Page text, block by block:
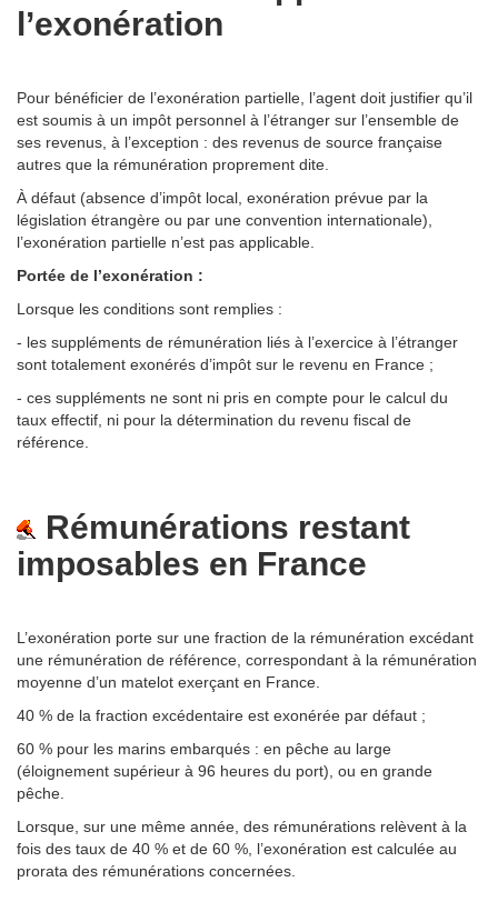
l’exonération
Pour bénéficier de l’exonération partielle, l’agent doit justifier qu’il
est soumis à un impôt personnel à l’étranger sur l’ensemble de
ses revenus, à l’exception : des revenus de source française
autres que la rémunération proprement dite.
À défaut (absence d’impôt local, exonération prévue par la
législation étrangère ou par une convention internationale),
l’exonération partielle n’est pas applicable.
Portée de l’exonération :
Lorsque les conditions sont remplies :
- les suppléments de rémunération liés à l’exercice à l’étranger
sont totalement exonérés d’impôt sur le revenu en France ;
- ces suppléments ne sont ni pris en compte pour le calcul du
taux effectif, ni pour la détermination du revenu fiscal de
référence.
Rémunérations restant
imposables en France
L’exonération porte sur une fraction de la rémunération excédant
une rémunération de référence, correspondant à la rémunération
moyenne d’un matelot exerçant en France.
40 % de la fraction excédentaire est exonérée par défaut ;
60 % pour les marins embarqués : en pêche au large
(éloignement supérieur à 96 heures du port), ou en grande
pêche.
Lorsque, sur une même année, des rémunérations relèvent à la
fois des taux de 40 % et de 60 %, l’exonération est calculée au
prorata des rémunérations concernées.